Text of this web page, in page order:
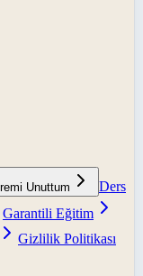
Unuttum
Ders
Garantili Eğitim
Gizlilik Politikası